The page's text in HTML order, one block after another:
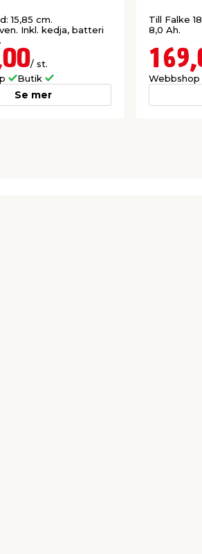
15,85 cm.
Inkl. kedja, batteri
/ st.
Butik
Se mer
Till Falke
8,0 Ah.
Webbshop